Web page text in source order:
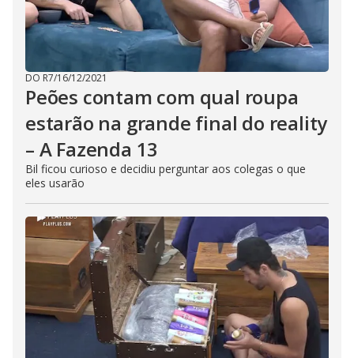
DO R7/16/12/2021
Peões contam com qual roupa
estarão na grande final do reality
– A Fazenda 13
Bil ficou curioso e decidiu perguntar aos colegas o que
eles usarão